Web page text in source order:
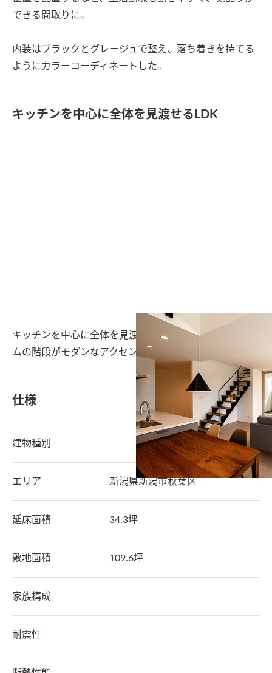
できる間取りに。
内装はブラックとグレージュで整え、落ち着きを持てる
ようにカラーコーディネートした。
キッチンを中心に全体を見渡せるLDK
キッチンを中心に全体を見渡せるLDK。アイアンフレー
ムの階段がモダンなアクセントを加えている
仕様
建物種別
エリア 新潟県新潟市秋葉区
延床面積 34.3坪
敷地面積 109.6坪
家族構成
耐震性